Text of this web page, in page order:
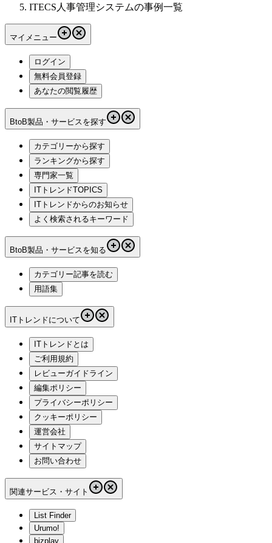
ITECS人事管理システムの事例一覧
マイメニュー
ログイン
無料会員登録
あなたの閲覧履歴
BtoB製品・サービスを探す
カテゴリーから探す
ランキングから探す
専門家一覧
ITトレンドTOPICS
ITトレンドからのお知らせ
よく検索されるキーワード
BtoB製品・サービスを知る
カテゴリー記事を読む
用語集
ITトレンドについて
ITトレンドとは
ご利用規約
レビューガイドライン
編集ポリシー
プライバシーポリシー
クッキーポリシー
運営会社
サイトマップ
お問い合わせ
関連サービス・サイト
List Finder
Urumo!
bizplay